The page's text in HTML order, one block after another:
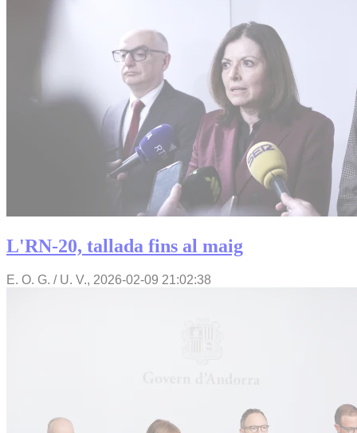
L'RN-20, tallada fins al maig
E. O. G. / U. V., 2026-02-09 21:02:38